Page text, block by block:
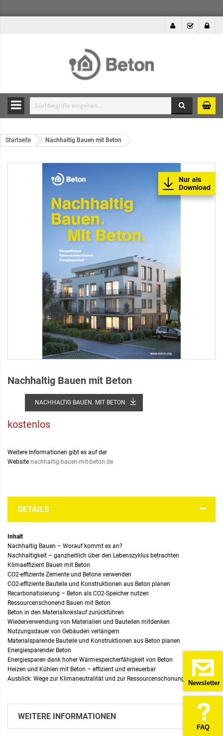
Durchsuche
Produkte
des
Newsletter
FAQ
Startseite Nachhaltig Bauen mit Beton
Nachhaltig Bauen mit Beton
NACHHALTIG BAUEN. MIT BETON
kostenlos
Weitere Informationen gibt es auf der
Website nachhaltig-bauen-mit-beton.de
DETAILS
Inhalt
Nachhaltig Bauen – Worauf kommt es an?
Nachhaltigkeit – ganzheitlich über den Lebenszyklus betrachten
Klimaeffizient Bauen mit Beton
CO2-effiziente Zemente und Betone verwenden
CO2-effiziente Bauteile und Konstruktionen aus Beton planen
Recarbonatisierung – Beton als CO2-Speicher nutzen
Ressourcenschonend Bauen mit Beton
Beton in den Materialkreislauf zurückführen
Wiederverwendung von Materialien und Bauteilen mitdenken
Nutzungsdauer von Gebäuden verlängern
Materialsparende Bauteile und Konstruktionen aus Beton planen
Energiesparender Beton
Energiesparen dank hoher Wärmespeicherfähigkeit von Beton
Heizen und Kühlen mit Beton – effizient und erneuerbar
Ausblick: Wege zur Klimaneutralität und zur Ressourcenschonung
WEITERE INFORMATIONEN